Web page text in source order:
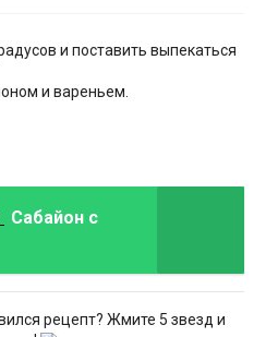
и поставить выпекаться
и вареньем.
Сабайон с
рецепт? Жмите 5 звезд и